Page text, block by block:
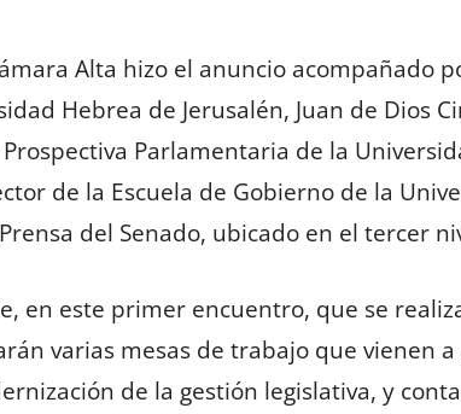
Alta hizo el anuncio acompañado
Hebrea de Jerusalén, Juan de Dios
Parlamentaria de la
de la Escuela de Gobierno de la
del Senado, ubicado en el tercer
en este primer encuentro, que se
varias mesas de trabajo que vienen
de la gestión legislativa, y